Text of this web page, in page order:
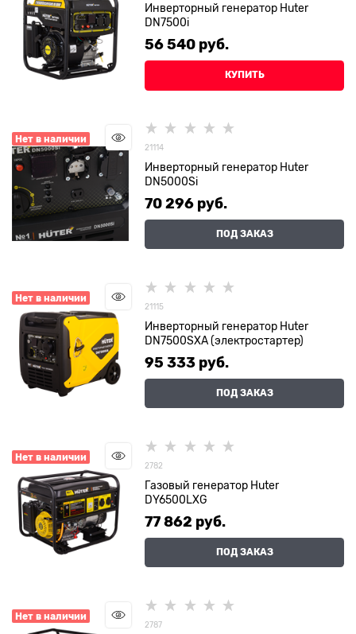
Инверторный генератор Huter
DN7500i
56 540 руб.
КУПИТЬ
Нет в наличии
21114
Инверторный генератор Huter
DN5000Si
70 296 руб.
ПОД ЗАКАЗ
Нет в наличии
21115
Инверторный генератор Huter
DN7500SXA (электростартер)
95 333 руб.
ПОД ЗАКАЗ
Нет в наличии
2782
Газовый генератор Huter
DY6500LXG
77 862 руб.
ПОД ЗАКАЗ
Нет в наличии
2787